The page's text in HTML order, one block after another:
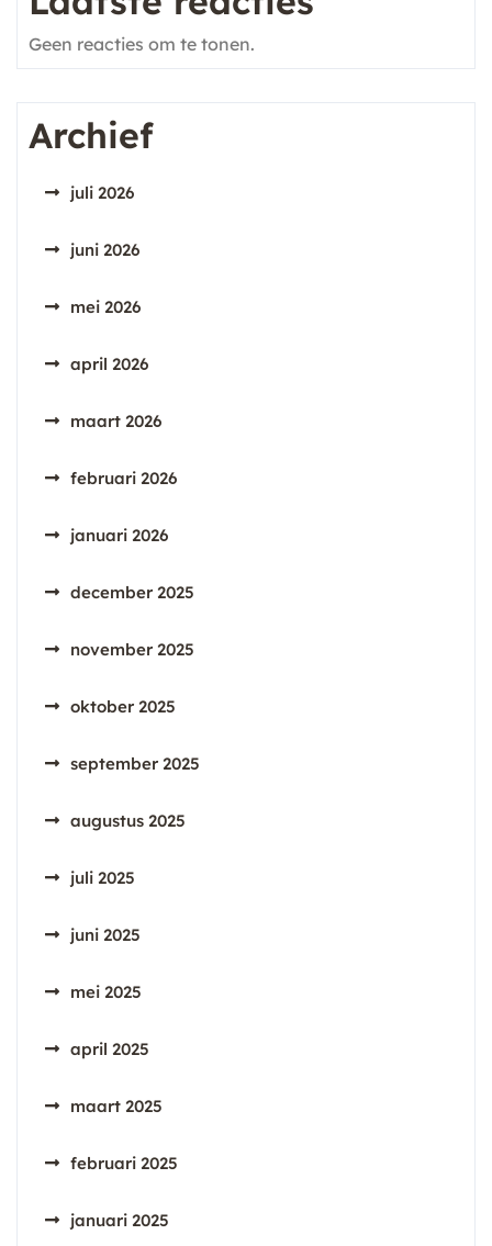
Geen reacties om te tonen.
Archief
juli 2026
juni 2026
mei 2026
april 2026
maart 2026
februari 2026
januari 2026
december 2025
november 2025
oktober 2025
september 2025
augustus 2025
juli 2025
juni 2025
mei 2025
april 2025
maart 2025
februari 2025
januari 2025